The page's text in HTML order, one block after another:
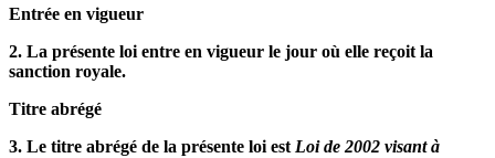
Entrée en vigueur
2. La présente loi entre en vigueur le jour où elle reçoit la
sanction royale.
Titre abrégé
3. Le titre abrégé de la présente loi est Loi de 2002 visant à